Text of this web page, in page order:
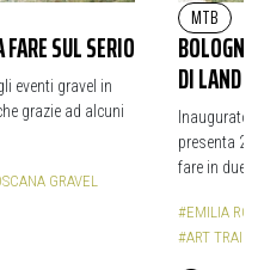
SUL SERIO
eventi gravel in
grazie ad alcuni
GRAVEL
MTB
DI LAND
presenta
fare in due,
#EMILIA
#ART TRAIL